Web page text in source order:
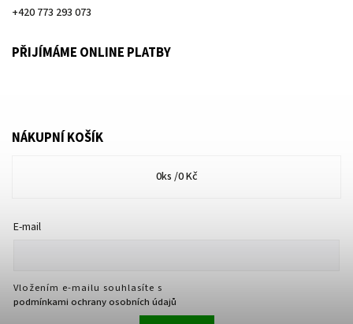
+420 773 293 073
PŘIJÍMÁME ONLINE PLATBY
NÁKUPNÍ KOŠÍK
0ks /0 Kč
E-mail
Vložením e-mailu souhlasíte s
podmínkami ochrany osobních údajů